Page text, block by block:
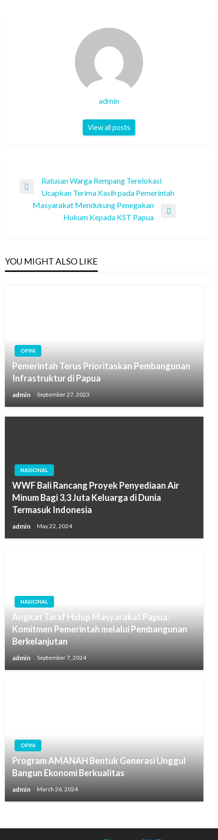
admin
View all posts
Post
navigation
Previous
Post
Ratusan Warga Rempang Terelokasi
Ucapkan Terima Kasih pada Pemerintah
Masyarakat Mendukung Penegakan
Hukum Kepada KST Papua
YOU MIGHT ALSO LIKE
OPINI
Pemerintah Terus Prioritaskan Pembangunan
Infrastruktur di Papua
admin September 27, 2023
NASIONAL
WWF Bali Rancang Proyek Penyediaan Air
Minum Bagi 3,3 Juta Keluarga di Dunia
Termasuk Indonesia
admin May 22, 2024
NASIONAL
Angkat Taraf Hidup Masyarakat Papua:
Komitmen Pemerintah melalui Pembangunan
Berkelanjutan
admin September 7, 2024
OPINI
Program AMANAH Bentuk Generasi Unggul
Bangun Ekonomi Berkualitas
admin March 26, 2024